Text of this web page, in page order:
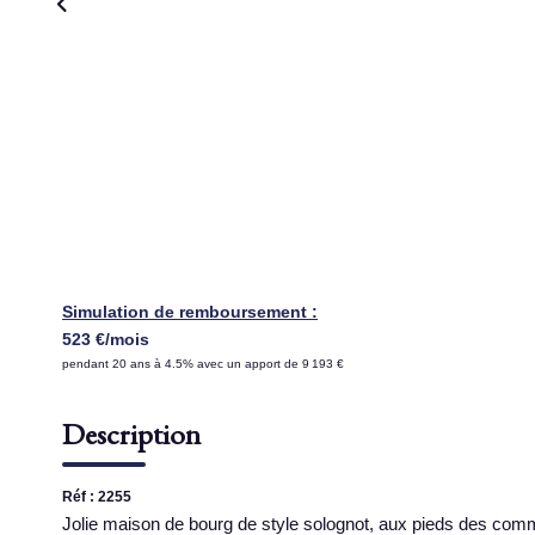
Simulation de remboursement :
523 €/mois
pendant 20 ans à 4.5% avec un apport de 9 193 €
Description
Réf : 2255
Jolie maison de bourg de style solognot, aux pieds des